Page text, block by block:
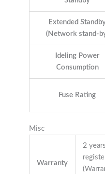
Extended
(Network stand-
Ideling Power
Consumption
Fuse Rating
Misc
Warranty
2